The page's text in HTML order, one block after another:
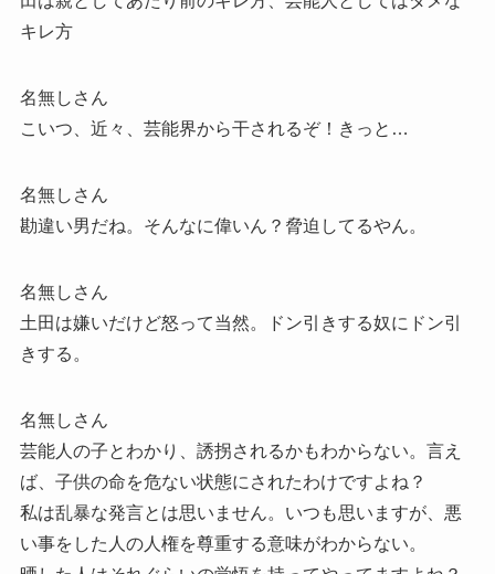
キレ方
名無しさん
こいつ、近々、芸能界から干されるぞ！きっと…
名無しさん
勘違い男だね。そんなに偉いん？脅迫してるやん。
名無しさん
土田は嫌いだけど怒って当然。ドン引きする奴にドン引
きする。
名無しさん
芸能人の子とわかり、誘拐されるかもわからない。言え
ば、子供の命を危ない状態にされたわけですよね？
私は乱暴な発言とは思いません。いつも思いますが、悪
い事をした人の人権を尊重する意味がわからない。